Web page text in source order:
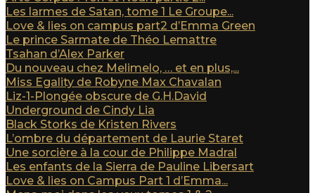
Les larmes de Satan, tome 1 Le Groupe...
Love & lies on campus part2 d’Emma Green
Le prince Sarmate de Théo Lemattre
Tsahan d’Alex Parker
Du nouveau chez Melimelo, … et en plus,...
Miss Egality de Robyne Max Chavalan
Liz-1-Plongée obscure de G.H.David
Underground de Cindy Lia
Black Storks de Kristen Rivers
L’ombre du département de Laurie Staret
Une sorcière à la cour de Philippe Madral
Les enfants de la Sierra de Pauline Libersart
Love & lies on Campus Part 1 d’Emma...